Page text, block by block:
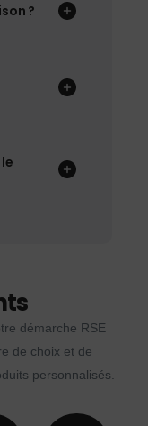
?
démarche RSE
de choix et de
personnalisés.